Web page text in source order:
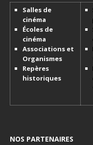
Salles de
cinéma
Écoles de
cinéma
Associations et
Organismes
Repères
historiques
NOS PARTENAIRES